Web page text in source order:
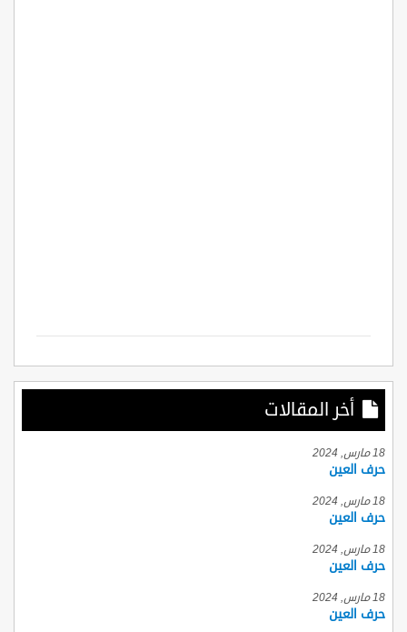
أخر المقالات
18 مارس, 2024
حرف العين
18 مارس, 2024
حرف العين
18 مارس, 2024
حرف العين
18 مارس, 2024
حرف العين